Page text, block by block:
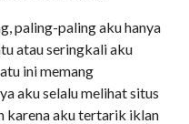
paling-paling aku hanya
atau seringkali aku
ini memang
aku selalu melihat situs
karena aku tertarik iklan